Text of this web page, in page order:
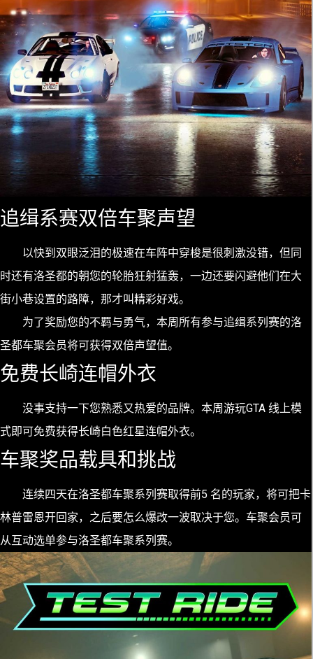
追缉系赛双倍车聚声望
以快到双眼泛泪的极速在车阵中穿梭是很刺激没错，但同
时还有洛圣都的朝您的轮胎狂射猛轰，一边还要闪避他们在大
街小巷设置的路障，那才叫精彩好戏。
为了奖励您的不羁与勇气，本周所有参与追缉系列赛的洛
圣都车聚会员将可获得双倍声望值。
免费长崎连帽外衣
没事支持一下您熟悉又热爱的品牌。本周游玩GTA 线上模
式即可免费获得长崎白色红星连帽外衣。
车聚奖品载具和挑战
连续四天在洛圣都车聚系列赛取得前5 名的玩家，将可把卡
林普雷恩开回家，之后要怎么爆改一波取决于您。车聚会员可
从互动选单参与洛圣都车聚系列赛。